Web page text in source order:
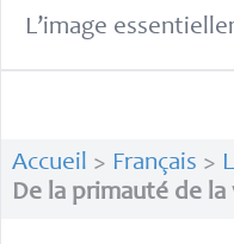
L’image
Accueil > Français >
De la primauté de la